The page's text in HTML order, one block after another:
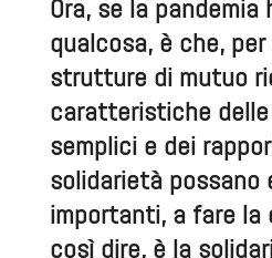
Ora, se la
qualcosa, è che,
strutture di mutuo
caratteristiche
semplici e dei
solidarietà possano
importanti, a fare la
così dire, è la